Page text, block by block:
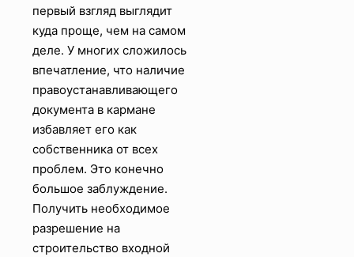
первый взгляд выглядит
куда проще, чем на самом
деле. У многих сложилось
впечатление, что наличие
правоустанавливающего
документа в кармане
избавляет его как
собственника от всех
проблем. Это конечно
большое заблуждение.
Получить необходимое
разрешение на
строительство входной